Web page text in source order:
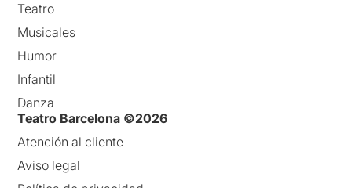
Teatro
Musicales
Humor
Infantil
Danza
Teatro Barcelona ©2026
Atención al cliente
Aviso legal